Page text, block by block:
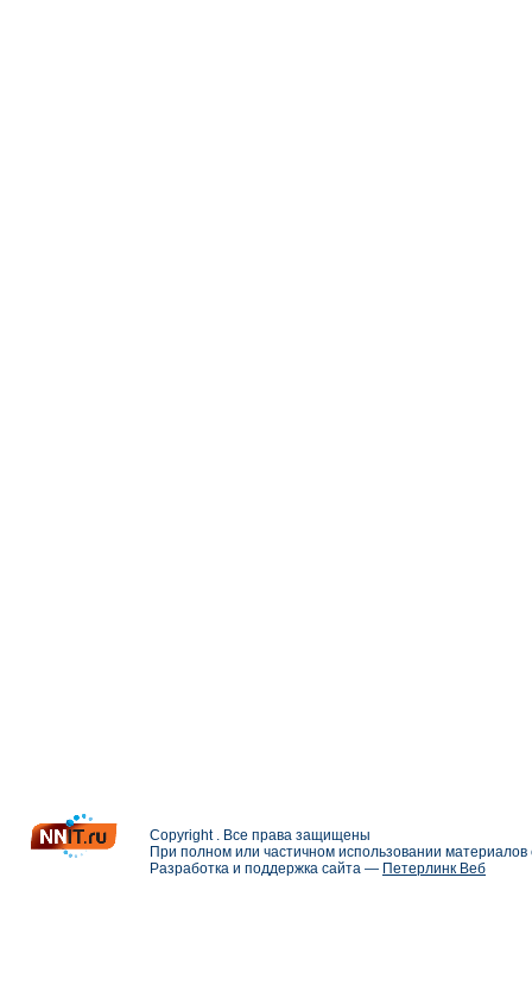
Copyright . Все права защищены
При полном или частичном использовании
Разработка и поддержка сайта — Петерлинк Веб